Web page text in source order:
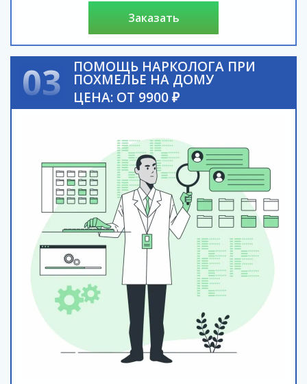
заказать
03 ПОМОЩЬ НАРКОЛОГА ПРИ
ПОХМЕЛЬЕ НА ДОМУ
ЦЕНА: ОТ 9900 ₽